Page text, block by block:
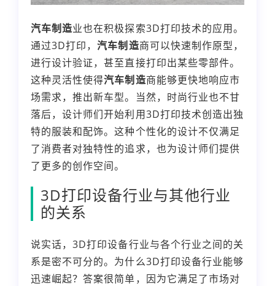
汽车制造业也在积极探索3D打印技术的应用。
通过3D打印，汽车制造商可以快速制作原型，
进行设计验证，甚至直接打印出某些零部件。
这种灵活性使得汽车制造商能够更快地响应市
场需求，推出新车型。当然，时尚行业也不甘
落后，设计师们开始利用3D打印技术创造出独
特的服装和配饰。这种个性化的设计不仅满足
了消费者对独特性的追求，也为设计师们提供
了更多的创作空间。
3D打印设备行业与其他行业
的关系
说实话，3D打印设备行业与各个行业之间的关
系是密不可分的。为什么3D打印设备行业能够
迅速崛起？答案很简单，因为它满足了市场对